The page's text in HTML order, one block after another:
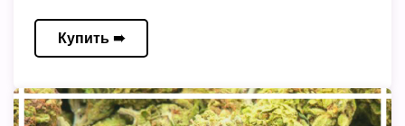
Купить ➠